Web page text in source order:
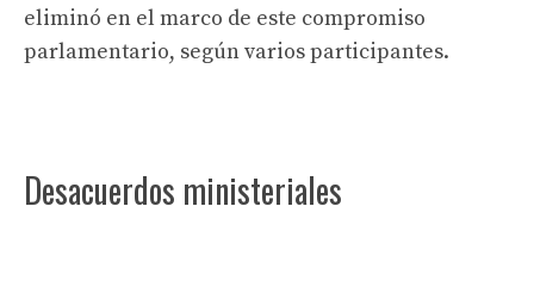
eliminó en el marco de este compromiso
parlamentario, según varios participantes.
Desacuerdos ministeriales